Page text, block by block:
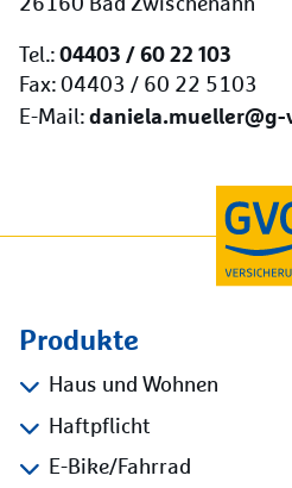
26160 Bad Zwischenahn
Tel.: 04403 / 60 22 103
Fax: 04403 / 60 22 5103
E-Mail: daniela.mueller@g-
Produkte
Haus und Wohnen
Haftpflicht
E-Bike/Fahrrad